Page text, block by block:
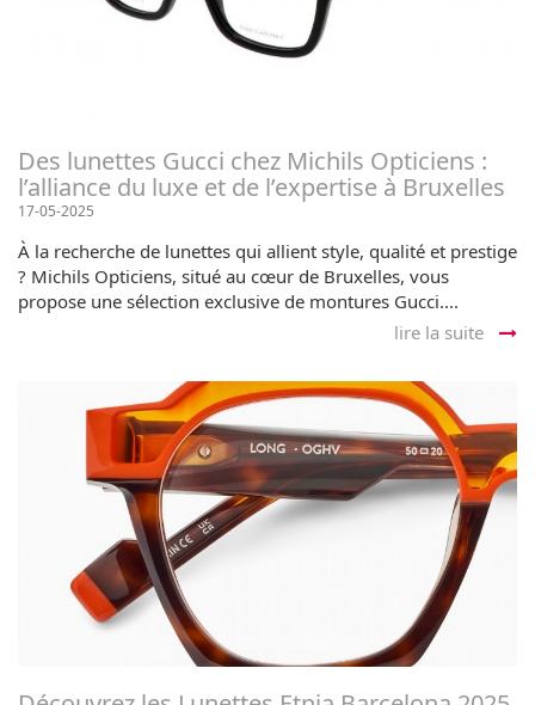
Des lunettes Gucci chez Michils Opticiens :
l’alliance du luxe et de l’expertise à Bruxelles
17-05-2025
À la recherche de lunettes qui allient style, qualité et prestige
? Michils Opticiens, situé au cœur de Bruxelles, vous
propose une sélection exclusive de montures Gucci....
lire la suite